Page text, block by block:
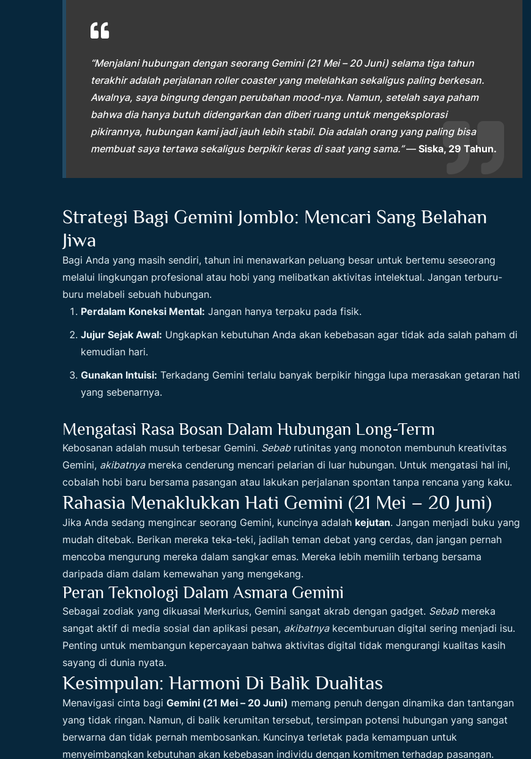
“Menjalani hubungan dengan seorang Gemini (21 Mei – 20 Juni) selama tiga tahun
terakhir adalah perjalanan roller coaster yang melelahkan sekaligus paling berkesan.
Awalnya, saya bingung dengan perubahan mood-nya. Namun, setelah saya paham
bahwa dia hanya butuh didengarkan dan diberi ruang untuk mengeksplorasi
pikirannya, hubungan kami jadi jauh lebih stabil. Dia adalah orang yang paling bisa
membuat saya tertawa sekaligus berpikir keras di saat yang sama.”— Siska, 29 Tahun.
Strategi Bagi Gemini Jomblo: Mencari Sang Belahan
Jiwa
Bagi Anda yang masih sendiri, tahun ini menawarkan peluang besar untuk bertemu seseorang
melalui lingkungan profesional atau hobi yang melibatkan aktivitas intelektual. Jangan terburu-
buru melabeli sebuah hubungan.
Perdalam Koneksi Mental: Jangan hanya terpaku pada fisik.
Jujur Sejak Awal: Ungkapkan kebutuhan Anda akan kebebasan agar tidak ada salah paham di
kemudian hari.
Gunakan Intuisi: Terkadang Gemini terlalu banyak berpikir hingga lupa merasakan getaran hati
yang sebenarnya.
Mengatasi Rasa Bosan Dalam Hubungan Long-Term
Kebosanan adalah musuh terbesar Gemini. Sebabrutinitas yang monoton membunuh kreativitas
Gemini, akibatnyamereka cenderung mencari pelarian di luar hubungan. Untuk mengatasi hal ini,
cobalah hobi baru bersama pasangan atau lakukan perjalanan spontan tanpa rencana yang kaku.
Rahasia Menaklukkan Hati Gemini (21 Mei – 20 Juni)
Jika Anda sedang mengincar seorang Gemini, kuncinya adalah kejutan. Jangan menjadi buku yang
mudah ditebak. Berikan mereka teka-teki, jadilah teman debat yang cerdas, dan jangan pernah
mencoba mengurung mereka dalam sangkar emas. Mereka lebih memilih terbang bersama
daripada diam dalam kemewahan yang mengekang.
Peran Teknologi Dalam Asmara Gemini
Sebagai zodiak yang dikuasai Merkurius, Gemini sangat akrab dengan gadget. Sebabmereka
sangat aktif di media sosial dan aplikasi pesan, akibatnyakecemburuan digital sering menjadi isu.
Penting untuk membangun kepercayaan bahwa aktivitas digital tidak mengurangi kualitas kasih
sayang di dunia nyata.
Kesimpulan: Harmoni Di Balik Dualitas
Menavigasi cinta bagi Gemini (21 Mei – 20 Juni) memang penuh dengan dinamika dan tantangan
yang tidak ringan. Namun, di balik kerumitan tersebut, tersimpan potensi hubungan yang sangat
berwarna dan tidak pernah membosankan. Kuncinya terletak pada kemampuan untuk
menyeimbangkan kebutuhan akan kebebasan individu dengan komitmen terhadap pasangan.